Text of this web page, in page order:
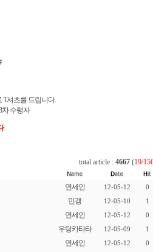
T셔츠를 드립니다.
차 수령자
total article : 4667 (19/
연세인 12-05-12 0
민갱 12-05-10 1
연세인 12-05-12 0
우탕카타타 12-05-09 1
연세인 12-05-12 0